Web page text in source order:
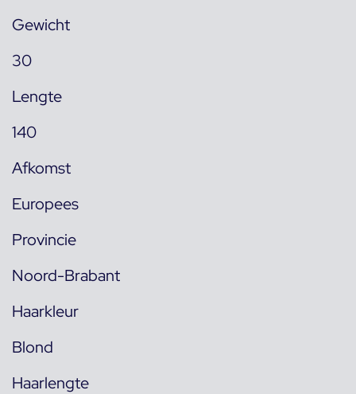
Gewicht
30
Lengte
140
Afkomst
Europees
Provincie
Noord-Brabant
Haarkleur
Blond
Haarlengte